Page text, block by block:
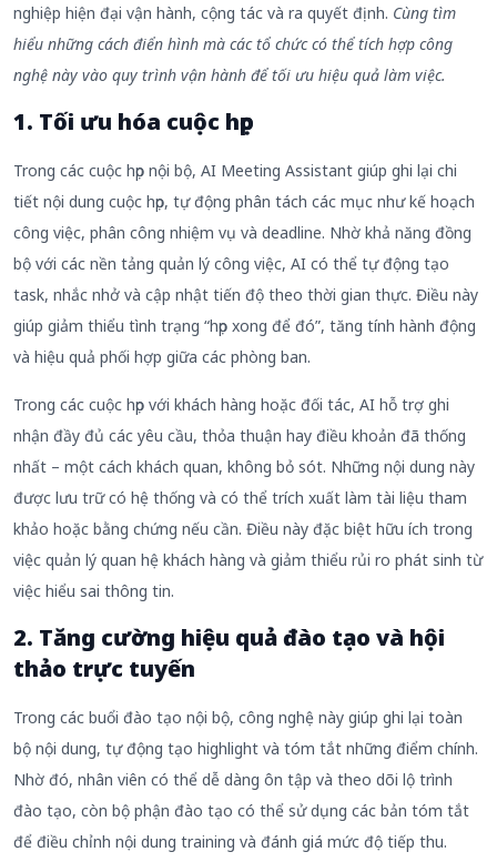
nghiệp hiện đại vận hành, cộng tác và ra quyết định. Cùng tìm
hiểu những cách điển hình mà các tổ chức có thể tích hợp công
nghệ này vào quy trình vận hành để tối ưu hiệu quả làm việc.
1. Tối ưu hóa cuộc họp
Trong các cuộc họp nội bộ, AI Meeting Assistant giúp ghi lại chi
tiết nội dung cuộc họp, tự động phân tách các mục như kế hoạch
công việc, phân công nhiệm vụ và deadline. Nhờ khả năng đồng
bộ với các nền tảng quản lý công việc, AI có thể tự động tạo
task, nhắc nhở và cập nhật tiến độ theo thời gian thực. Điều này
giúp giảm thiểu tình trạng “họp xong để đó”, tăng tính hành động
và hiệu quả phối hợp giữa các phòng ban.
Trong các cuộc họp với khách hàng hoặc đối tác, AI hỗ trợ ghi
nhận đầy đủ các yêu cầu, thỏa thuận hay điều khoản đã thống
nhất – một cách khách quan, không bỏ sót. Những nội dung này
được lưu trữ có hệ thống và có thể trích xuất làm tài liệu tham
khảo hoặc bằng chứng nếu cần. Điều này đặc biệt hữu ích trong
việc quản lý quan hệ khách hàng và giảm thiểu rủi ro phát sinh từ
việc hiểu sai thông tin.
2. Tăng cường hiệu quả đào tạo và hội
thảo trực tuyến
Trong các buổi đào tạo nội bộ, công nghệ này giúp ghi lại toàn
bộ nội dung, tự động tạo highlight và tóm tắt những điểm chính.
Nhờ đó, nhân viên có thể dễ dàng ôn tập và theo dõi lộ trình
đào tạo, còn bộ phận đào tạo có thể sử dụng các bản tóm tắt
để điều chỉnh nội dung training và đánh giá mức độ tiếp thu.